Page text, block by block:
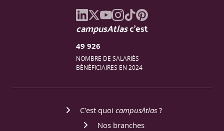
campusAtlasc'est
49 926
NOMBRE DE SALARIÉS
BÉNÉFICIAIRES EN 2024
C'est quoi campusAtlas ?
Nos branches